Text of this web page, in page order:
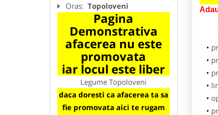
Oras: Topoloveni
Pagina
Demonstrativa
afacerea nu este
promovata
iar locul este liber
Legume Topoloveni
daca doresti ca afacerea ta sa
fie promovata aici te rugam